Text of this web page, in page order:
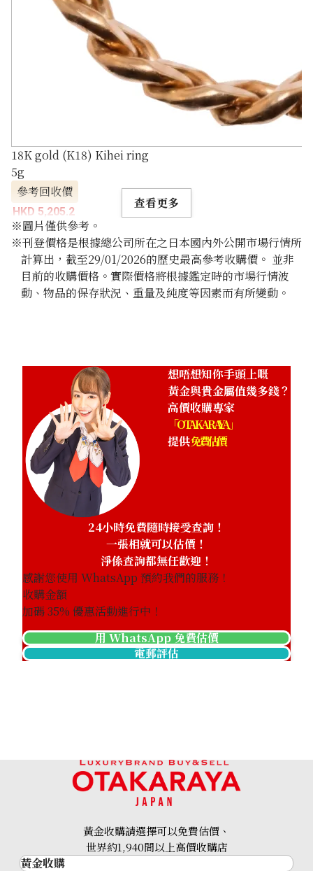
18K gold (K18) Kihei ring
5g
參考回收價
HKD 5,205.2
查看更多
※圖片僅供參考。
※刊登價格是根據總公司所在之日本國內外公開市場行情所
計算出，截至29/01/2026的歷史最高參考收購價。 並非
目前的收購價格。實際價格將根據鑑定時的市場行情波
動、物品的保存狀況、重量及純度等因素而有所變動。
想唔想知你手頭上嘅
黃金與貴金屬值幾多錢？
高價收購專家
「OTAKARAYA」
提供免費估價
24小時免費隨時接受查詢！
一張相就可以估價！
淨係查詢都無任歡迎！
感謝您使用 WhatsApp 預約我們的服務！
收購金額
加碼35% 優惠活動進行中！
用 WhatsApp 免費估價
電郵評估
黃金收購請選擇可以免費估價、
世界約1,940間以上高價收購店
黃金收購